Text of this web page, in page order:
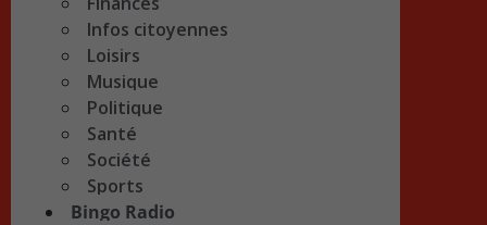
Infos citoyennes
Loisirs
Musique
Politique
Santé
Société
Sports
Bingo Radio